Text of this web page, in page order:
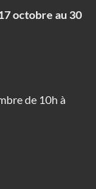
octobre au 30
de 10h à